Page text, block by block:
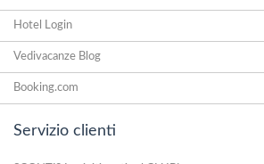
Hotel Login
Vedivacanze Blog
Booking.com
Servizio clienti